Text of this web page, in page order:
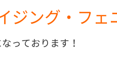
ジング・フェ
っております！